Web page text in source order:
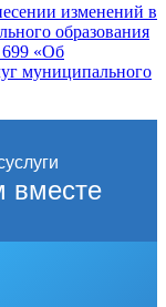
изменений в
образования
«Об
муниципального
вместе